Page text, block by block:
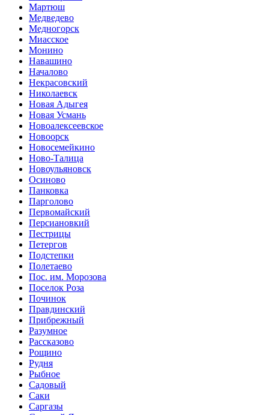
Мартюш
Медведево
Медногорск
Миасское
Монино
Навашино
Началово
Некрасовский
Николаевск
Новая Адыгея
Новая Усмань
Новоалексеевское
Новоорск
Новосемейкино
Ново-Талица
Новоульяновск
Осиново
Панковка
Парголово
Первомайский
Персиановкий
Пестрицы
Петергов
Подстепки
Полетаево
Пос. им. Морозова
Поселок Роза
Починок
Правдинский
Прибрежный
Разумное
Рассказово
Рощино
Рудня
Рыбное
Садовый
Саки
Саргазы